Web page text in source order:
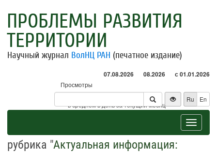
ПРОБЛЕМЫ РАЗВИТИЯ
ТЕРРИТОРИИ
Научный журнал ВолНЦ РАН (печатное издание)
07.08.2026 08.2026 с 01.01.2026
Просмотры
Посетители
* - в среднем в день за текущий месяц
Ru En
Toggle
рубрика "Актуальная информация: